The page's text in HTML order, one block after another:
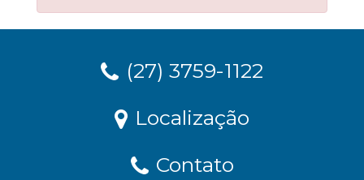
(27) 3759-1122
Localização
Contato